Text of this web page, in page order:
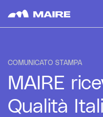
COMUNICATO STAMPA
MAIRE
Qualità